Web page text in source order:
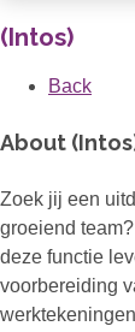
(Intos)
Back
About
Zoek jij een
groeiend
deze functie
voorbereiding